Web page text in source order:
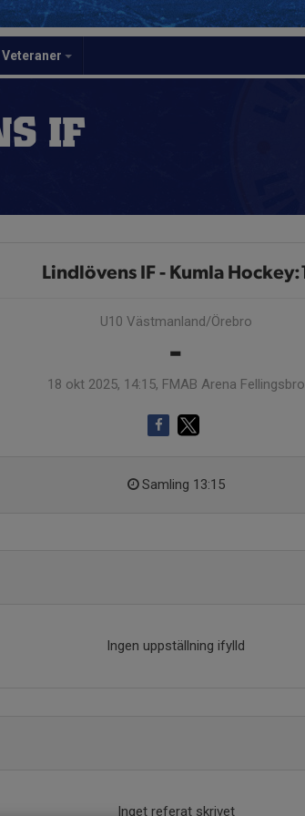
Veteraner
IF
Lindlövens IF - Kumla Hockey:1
U10 Västmanland/Örebro
-
18 okt 2025, 14:15, FMAB Arena Fellingsbro
Samling 13:15
Ingen uppställning ifylld
Inget referat skrivet